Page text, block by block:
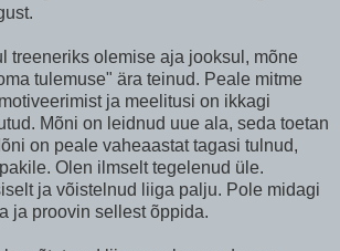
treeneriks olemise aja jooksul, mõne
tulemuse" ära teinud. Peale mitme
ja meelitusi on ikkagi
Mõni on leidnud uue ala, seda toetan
on peale vaheaastat tagasi tulnud,
Olen ilmselt tegelenud üle.
ja võistelnud liiga palju. Pole midagi
ja proovin sellest õppida.